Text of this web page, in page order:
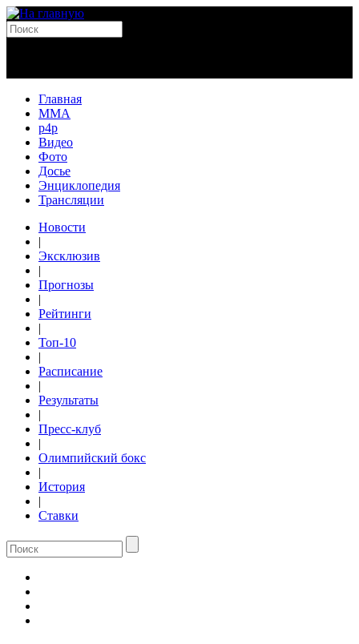
Главная
MMA
p4p
Видео
Фото
Досье
Энциклопедия
Трансляции
Новости
|
Эксклюзив
|
Прогнозы
|
Рейтинги
|
Топ-10
|
Расписание
|
Результаты
|
Пресс-клуб
|
Олимпийский бокс
|
История
|
Ставки